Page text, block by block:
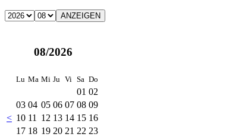
08/2026
<
Lu Ma Mi Ju Vi Sa Do
01 02
03 04 05 06 07 08 09
10 11 12 13 14 15 16
17 18 19 20 21 22 23